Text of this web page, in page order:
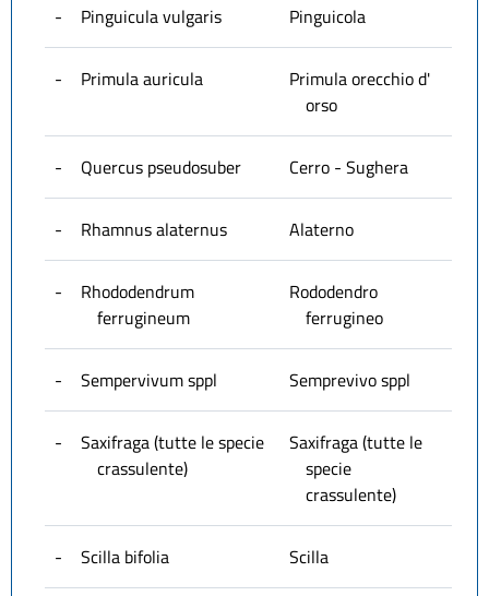
- Pinguicula vulgaris Pinguicola
- Primula auricula
Primula orecchio d'
orso
- Quercus pseudosuber Cerro - Sughera
- Rhamnus alaternus Alaterno
-
Rhododendrum
ferrugineum
Rododendro
ferrugineo
- Sempervivum sppl Semprevivo sppl
-
Saxifraga (tutte le specie
crassulente)
Saxifraga (tutte le
specie
crassulente)
- Scilla bifolia Scilla